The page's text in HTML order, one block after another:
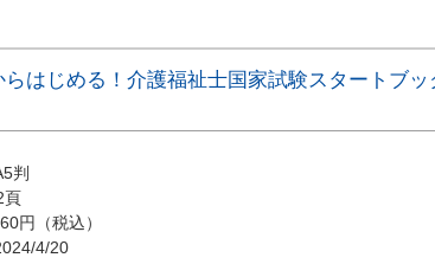
らはじめる！介護福祉士国家試験スタートブッ
判
頁
円（税込）
4/20